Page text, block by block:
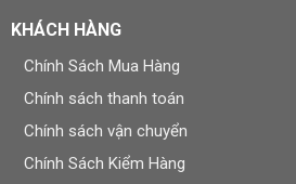
KHÁCH HÀNG
Chính Sách Mua Hàng
Chính sách thanh toán
Chính sách vận chuyển
Chính Sách Kiểm Hàng